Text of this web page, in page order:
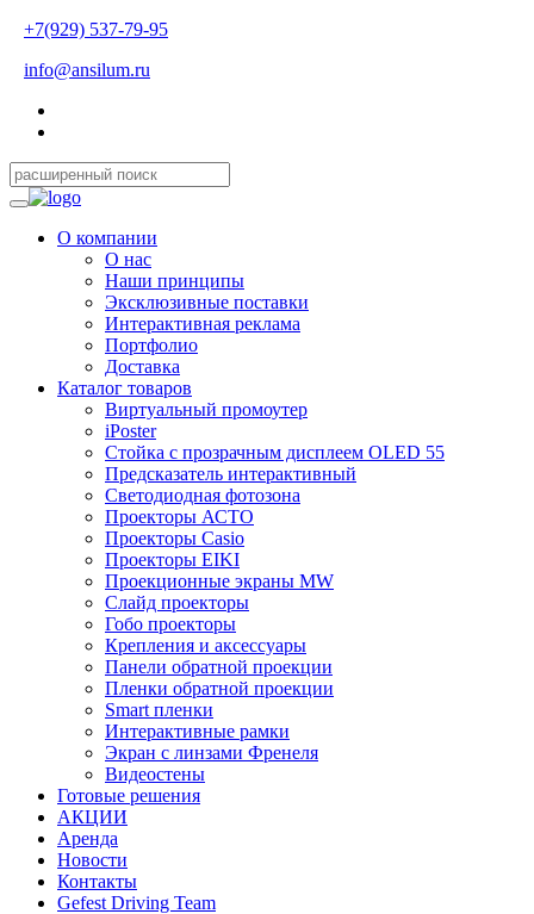
+7(929) 537-79-95
info@ansilum.ru
О компании
О нас
Наши принципы
Эксклюзивные поставки
Интерактивная реклама
Портфолио
Доставка
Каталог товаров
Виртуальный промоутер
iPoster
Стойка с прозрачным дисплеем OLED 55
Предсказатель интерактивный
Светодиодная фотозона
Проекторы АСТО
Проекторы Casio
Проекторы EIKI
Проекционные экраны MW
Слайд проекторы
Гобо проекторы
Крепления и аксессуары
Панели обратной проекции
Пленки обратной проекции
Smart пленки
Интерактивные рамки
Экран с линзами Френеля
Видеостены
Готовые решения
АКЦИИ
Аренда
Новости
Контакты
Gefest Driving Team